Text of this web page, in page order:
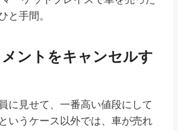
と手間。
ントをキャンセルす
に見せて、一番高い値段にして
いうケース以外では、車が売れ